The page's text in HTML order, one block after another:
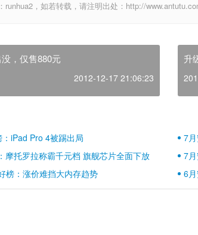
runhua2，如若转载，请注明出处：http://
，仅售880元
2012-12-17 21:06:23
升
iPad Pro 4被踢出局
7
壁
摩托罗拉称霸千元档 旗舰芯片全面下放
7
榜：涨价难挡大内存趋势
6